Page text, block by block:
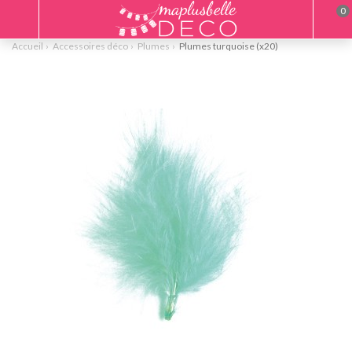
Accueil Accessoires déco Plumes Plumes turquoise (x20)
0